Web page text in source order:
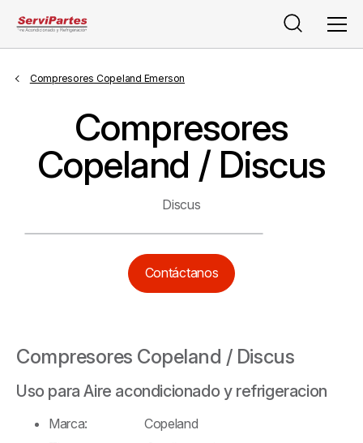
Buscar
Compresores Copeland Emerson
Compresores
Copeland / Discus
Discus
Contáctanos
Compresores Copeland / Discus
Uso para Aire acondicionado y refrigeracion
Marca: Copeland